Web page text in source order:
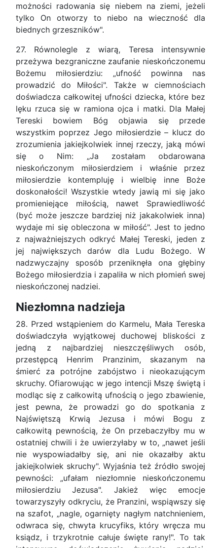
możności radowania się niebem na ziemi, jeżeli
tylko On otworzy to niebo na wieczność dla
biednych grzeszników".
27. Równolegle z wiarą, Teresa intensywnie
przeżywa bezgraniczne zaufanie nieskończonemu
Bożemu miłosierdziu: „ufność powinna nas
prowadzić do Miłości". Także w ciemnościach
doświadcza całkowitej ufności dziecka, które bez
lęku rzuca się w ramiona ojca i matki. Dla Małej
Tereski bowiem Bóg objawia się przede
wszystkim poprzez Jego miłosierdzie – klucz do
zrozumienia jakiejkolwiek innej rzeczy, jaką mówi
się o Nim: „Ja zostałam obdarowana
nieskończonym miłosierdziem i właśnie przez
miłosierdzie kontempluję i wielbię inne Boże
doskonałości! Wszystkie wtedy jawią mi się jako
promieniejące miłością, nawet Sprawiedliwość
(być może jeszcze bardziej niż jakakolwiek inna)
wydaje mi się obleczona w miłość". Jest to jedno
z najważniejszych odkryć Małej Tereski, jeden z
jej największych darów dla Ludu Bożego. W
nadzwyczajny sposób przeniknęła ona głębiny
Bożego miłosierdzia i zapaliła w nich płomień swej
nieskończonej nadziei.
Niezłomna nadzieja
28. Przed wstąpieniem do Karmelu, Mała Tereska
doświadczyła wyjątkowej duchowej bliskości z
jedną z najbardziej nieszczęśliwych osób,
przestępcą Henrim Pranzinim, skazanym na
śmierć za potrójne zabójstwo i nieokazującym
skruchy. Ofiarowując w jego intencji Mszę świętą i
modląc się z całkowitą ufnością o jego zbawienie,
jest pewna, że prowadzi go do spotkania z
Najświętszą Krwią Jezusa i mówi Bogu z
całkowitą pewnością, że On przebaczyłby mu w
ostatniej chwili i że uwierzyłaby w to, „nawet jeśli
nie wyspowiadałby się, ani nie okazałby aktu
jakiejkolwiek skruchy". Wyjaśnia też źródło swojej
pewności: „ufałam niezłomnie nieskończonemu
miłosierdziu Jezusa". Jakież więc emocje
towarzyszyły odkryciu, że Pranzini, wspiąwszy się
na szafot, „nagle, ogarnięty nagłym natchnieniem,
odwraca się, chwyta krucyfiks, który wręcza mu
ksiądz, i trzykrotnie całuje święte rany!". To tak